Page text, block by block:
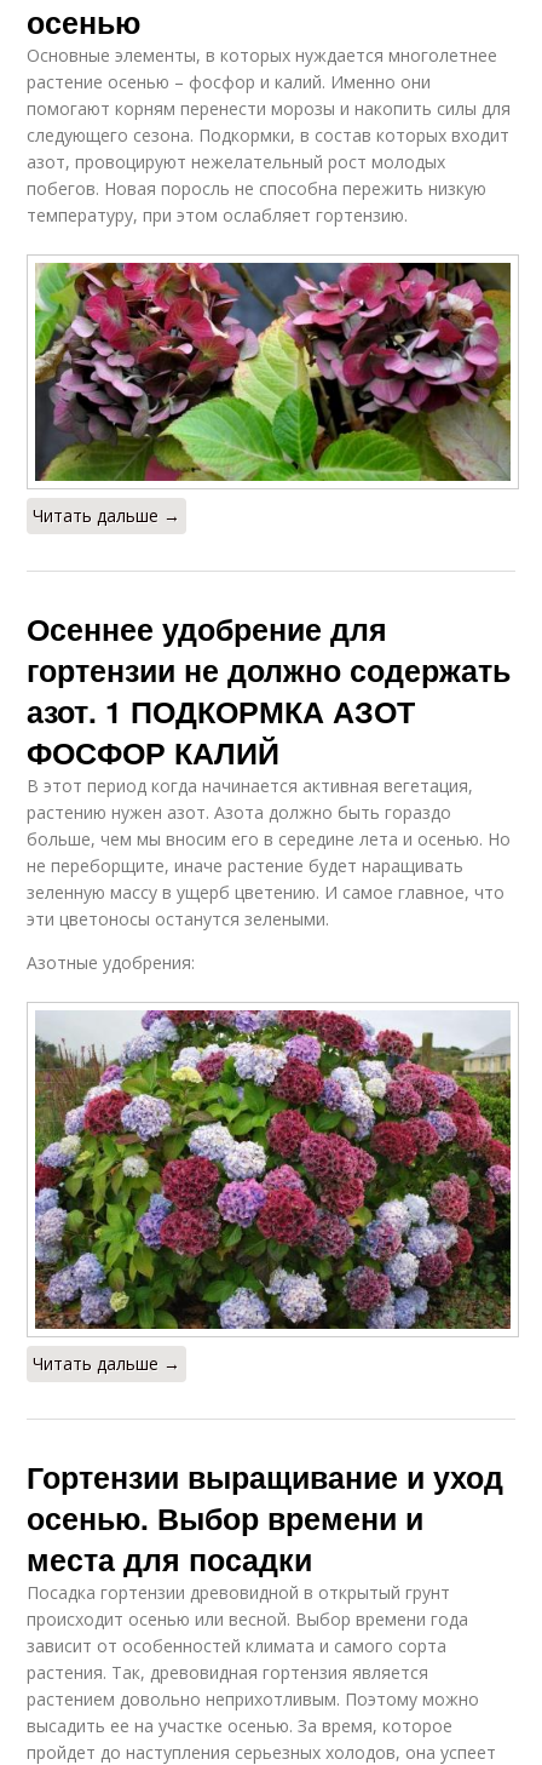
осенью
Основные элементы, в которых нуждается многолетнее
растение осенью – фосфор и калий. Именно они
помогают корням перенести морозы и накопить силы для
следующего сезона. Подкормки, в состав которых входит
азот, провоцируют нежелательный рост молодых
побегов. Новая поросль не способна пережить низкую
температуру, при этом ослабляет гортензию.
Читать дальше →
Осеннее удобрение для
гортензии не должно содержать
азот. 1 ПОДКОРМКА АЗОТ
ФОСФОР КАЛИЙ
В этот период когда начинается активная вегетация,
растению нужен азот. Азота должно быть гораздо
больше, чем мы вносим его в середине лета и осенью. Но
не переборщите, иначе растение будет наращивать
зеленную массу в ущерб цветению. И самое главное, что
эти цветоносы останутся зелеными.
Азотные удобрения:
Читать дальше →
Гортензии выращивание и уход
осенью. Выбор времени и
места для посадки
Посадка гортензии древовидной в открытый грунт
происходит осенью или весной. Выбор времени года
зависит от особенностей климата и самого сорта
растения. Так, древовидная гортензия является
растением довольно неприхотливым. Поэтому можно
высадить ее на участке осенью. За время, которое
пройдет до наступления серьезных холодов, она успеет